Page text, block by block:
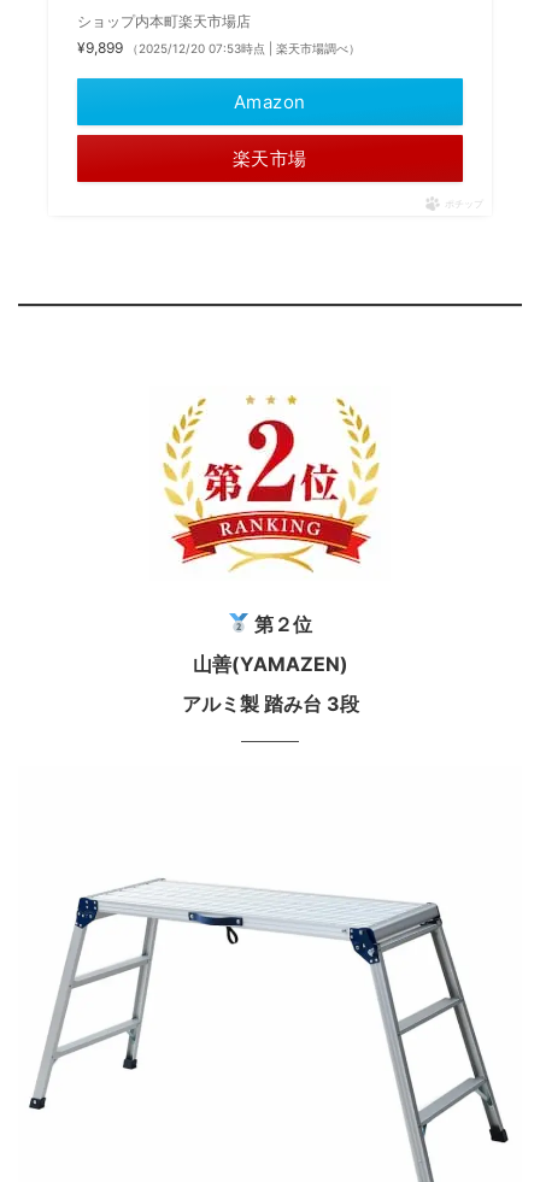
ショップ内本町楽天市場店
¥9,899
（2025/12/20 07:53時点 | 楽天市場調べ）
Amazon
楽天市場
ポチップ
第２位
山善(YAMAZEN)
アルミ製 踏み台 3段